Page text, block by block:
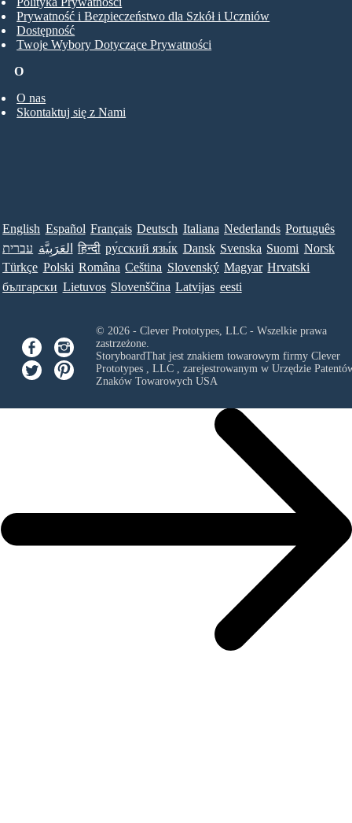
O
O nas
Skontaktuj się z Nami
Prywatność i Bezpieczeństwo dla Szkół i Uczniów
Dostępność
Twoje Wybory Dotyczące Prywatności
English Español Français Deutsch Italiana Nederlands Português
עברית العَرَبِيَّة हिन्दी ру́сский язы́к Dansk Svenska Suomi Norsk
Türkçe Polski Româna Ceština Slovenský Magyar Hrvatski
български Lietuvos Slovenščina Latvijas eesti
© 2026 - Clever Prototypes, LLC - Wszelkie prawa
zastrzeżone.
StoryboardThat jest znakiem towarowym firmy Clever
Prototypes , LLC, zarejestrowanym w Urzędzie
Znaków Towarowych USA